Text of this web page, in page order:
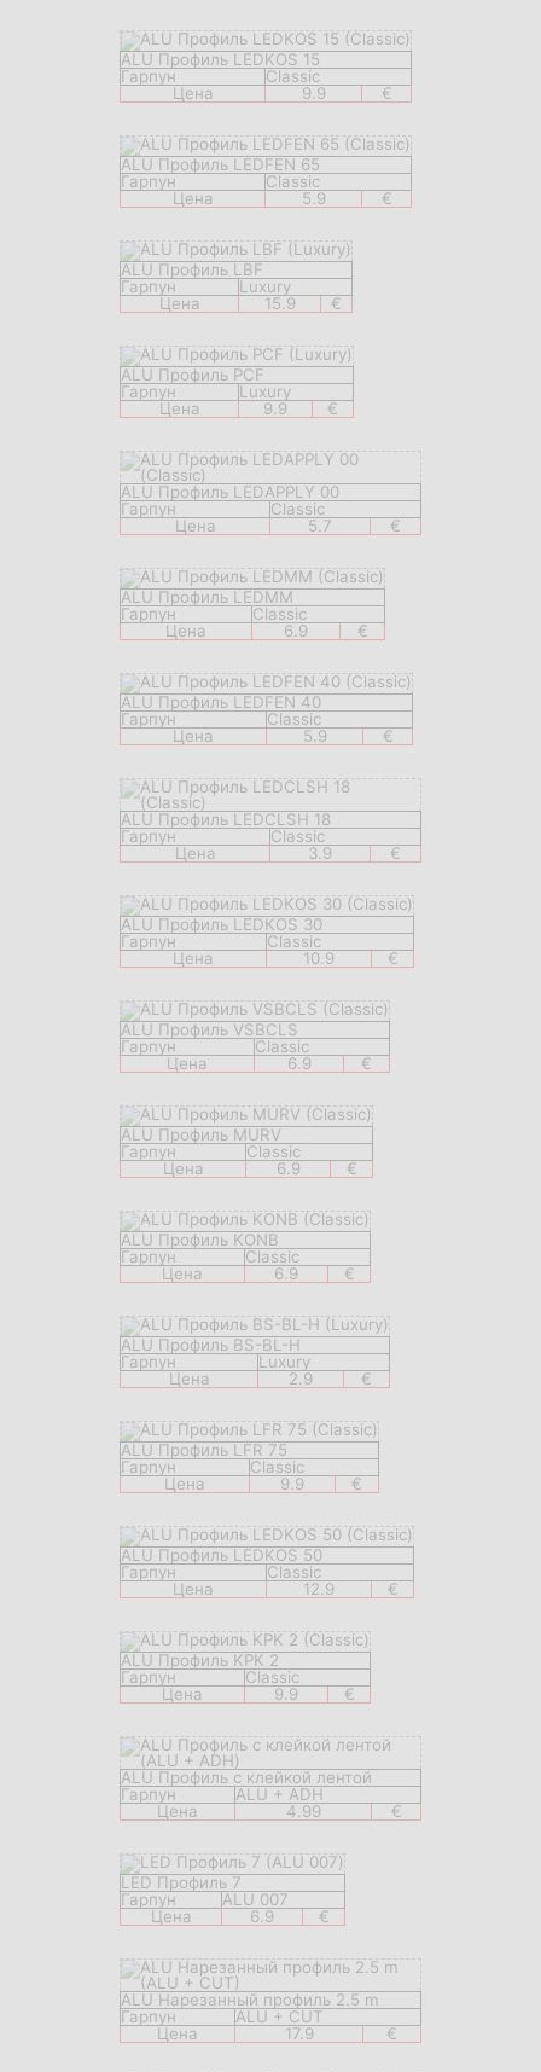
ALU Профиль LEDKOS 15
Гарпун
Classic
Цена
9.9 €
ALU Профиль LEDFEN 65
Гарпун
Classic
Цена
5.9 €
ALU Профиль LBF
Гарпун
Luxury
Цена
15.9 €
ALU Профиль PCF
Гарпун
Luxury
Цена
9.9 €
ALU Профиль LEDAPPLY 00
Гарпун
Classic
Цена
5.7 €
ALU Профиль LEDMM
Гарпун
Classic
Цена
6.9 €
ALU Профиль LEDFEN 40
Гарпун
Classic
Цена
5.9 €
ALU Профиль LEDCLSH 18
Гарпун
Classic
Цена
3.9 €
ALU Профиль LEDKOS 30
Гарпун
Classic
Цена
10.9 €
ALU Профиль VSBCLS
Гарпун
Classic
Цена
6.9 €
ALU Профиль MURV
Гарпун
Classic
Цена
6.9 €
ALU Профиль KONB
Гарпун
Classic
Цена
6.9 €
ALU Профиль BS-BL-H
Гарпун
Luxury
Цена
2.9 €
ALU Профиль LFR 75
Гарпун
Classic
Цена
9.9 €
ALU Профиль LEDKOS 50
Гарпун
Classic
Цена
12.9 €
ALU Профиль KPK 2
Гарпун
Classic
Цена
9.9 €
ALU Профиль с клейкой лентой
Гарпун
ALU + ADH
Цена
4.99 €
LED Профиль 7
Гарпун
ALU 007
Цена
6.9 €
ALU Нарезанный профиль 2.5 m
Гарпун
ALU + CUT
Цена
17.9 €